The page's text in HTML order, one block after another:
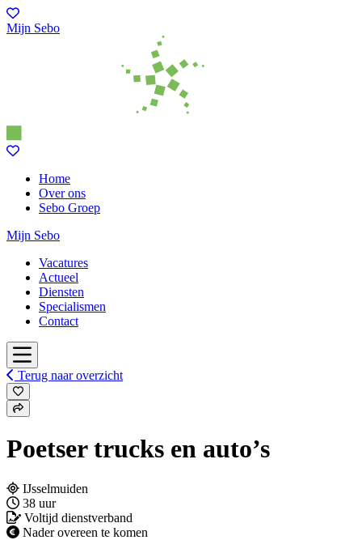
Mijn Sebo
Home
Over ons
Sebo Groep
Mijn Sebo
Vacatures
Actueel
Diensten
Specialismen
Contact
Terug naar overzicht
Poetser trucks en auto’s
IJsselmuiden
38 uur
Voltijd dienstverband
Nader overeen te komen